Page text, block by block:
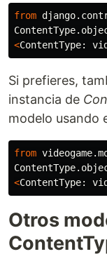
from
ContentType.
<ContentType:
Si prefieres,
instancia de
modelo usando
from
ContentType.
<ContentType:
Otros